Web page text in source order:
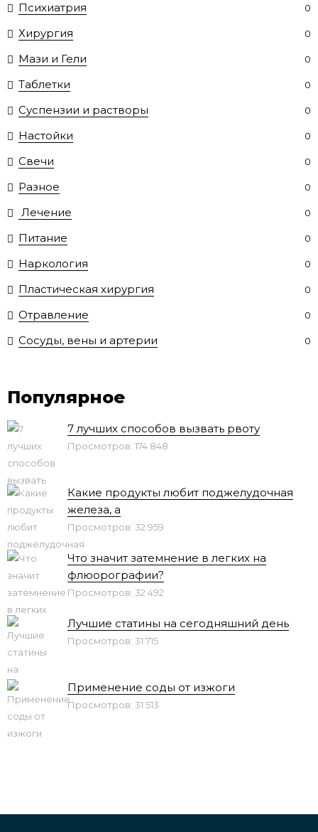
Психиатрия 0
Хирургия 0
Мази и Гели 0
Таблетки 0
Суспензии и растворы 0
Настойки 0
Свечи 0
Разное 0
Лечение 0
Питание 0
Наркология 0
Пластическая хирургия 0
Отравление 0
Сосуды, вены и артерии 0
Популярное
7 лучших способов вызвать рвоту
Просмотров: 174 848
Какие продукты любит поджелудочная
железа, а
Просмотров: 32 959
Что значит затемнение в легких на
флюорографии?
Просмотров: 32 492
Лучшие статины на сегодняшний день
Просмотров: 31 715
Применение соды от изжоги
Просмотров: 31 513